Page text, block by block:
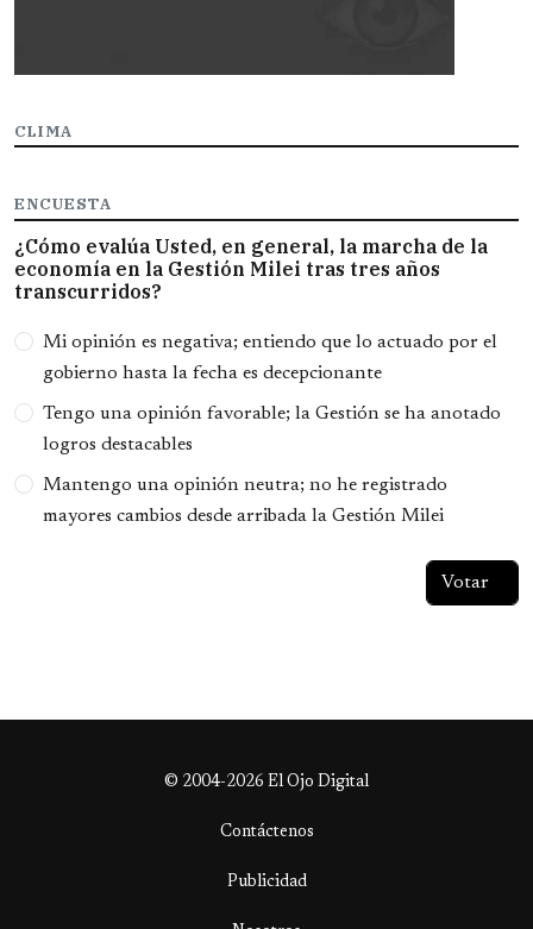
CLIMA
ENCUESTA
¿Cómo evalúa Usted, en general, la marcha de la
economía en la Gestión Milei tras tres años
transcurridos?
Opciones
Mi opinión es negativa; entiendo que lo actuado por el
gobierno hasta la fecha es decepcionante
Tengo una opinión favorable; la Gestión se ha anotado
logros destacables
Mantengo una opinión neutra; no he registrado
mayores cambios desde arribada la Gestión Milei
© 2004-2026 El Ojo Digital
Contáctenos
Publicidad